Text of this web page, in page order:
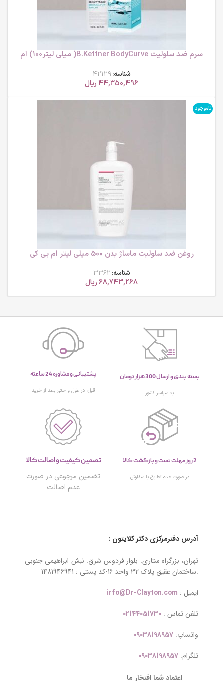
سرم ضد سلولیت B.Kettner BodyCurve( میلی لیتر۱۰۰) ام
شناسه:42129
44,350,496 ریال
ناموجود
روغن ضد سلولیت ماساژ بدن 500 میلی لیتر ام بی کی
شناسه: 3362
68,743,268ریال
بسته بندی و ارسال 300 هزار تومان
به سراسر کشور
پشتیبانی و مشاوره 24 ساعته
قبل، در طول و حتی بعد از خرید
2 روز مهلت تست و بازگشت کالا
در صورت عدم تطابق با سفارش
تصمین کیفیت و اصالت کالا
تضمین مرجوعی در صورت
عدم اصالت
آدرس دفترمرکزی دکتر کلایتون :
تهران، بزرگراه ستاری. بلوار فردوس شرق. نبش ابراهیمی جنوبی
.ساختمان عقیق پلاک ۳۲ واحد 16-کد پستی : 1481946941
ایمیل : info@Dr-Clayton.com
تلفن تماس :02144051730
واتساپ:09038198957
تلگرام:09038198957
اعتماد شما افتخار ما